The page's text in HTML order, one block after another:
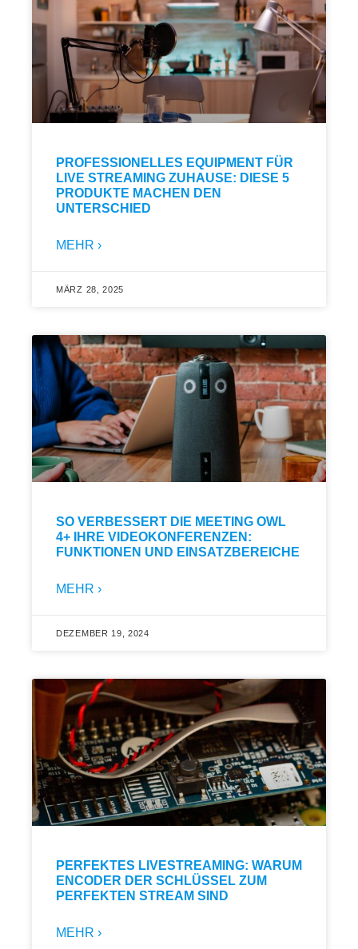
PROFESSIONELLES EQUIPMENT FÜR
LIVE STREAMING ZUHAUSE: DIESE 5
PRODUKTE MACHEN DEN
UNTERSCHIED
MEHR ›
MÄRZ 28, 2025
SO VERBESSERT DIE MEETING OWL
4+ IHRE VIDEOKONFERENZEN:
FUNKTIONEN UND EINSATZBEREICHE
MEHR ›
DEZEMBER 19, 2024
PERFEKTES LIVESTREAMING: WARUM
ENCODER DER SCHLÜSSEL ZUM
PERFEKTEN STREAM SIND
MEHR ›